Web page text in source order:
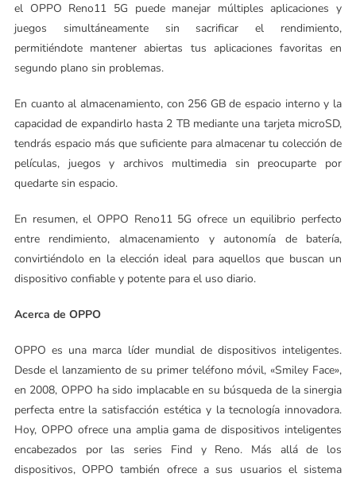
el OPPO Reno11 5G puede manejar múltiples aplicaciones y
juegos simultáneamente sin sacrificar el rendimiento,
permitiéndote mantener abiertas tus aplicaciones favoritas en
segundo plano sin problemas.
En cuanto al almacenamiento, con 256 GB de espacio interno y la
capacidad de expandirlo hasta 2 TB mediante una tarjeta microSD,
tendrás espacio más que suficiente para almacenar tu colección de
películas, juegos y archivos multimedia sin preocuparte por
quedarte sin espacio.
En resumen, el OPPO Reno11 5G ofrece un equilibrio perfecto
entre rendimiento, almacenamiento y autonomía de batería,
convirtiéndolo en la elección ideal para aquellos que buscan un
dispositivo confiable y potente para el uso diario.
Acerca de OPPO
OPPO es una marca líder mundial de dispositivos inteligentes.
Desde el lanzamiento de su primer teléfono móvil, «Smiley Face»,
en 2008, OPPO ha sido implacable en su búsqueda de la sinergia
perfecta entre la satisfacción estética y la tecnología innovadora.
Hoy, OPPO ofrece una amplia gama de dispositivos inteligentes
encabezados por las series Find y Reno. Más allá de los
dispositivos, OPPO también ofrece a sus usuarios el sistema